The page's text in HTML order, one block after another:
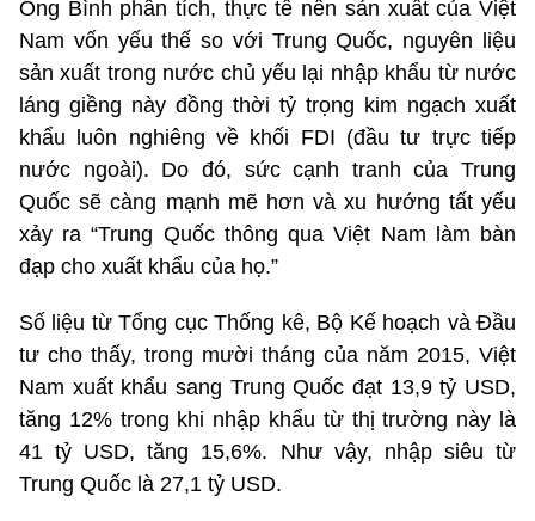
Ông Bình phân tích, thực tế nền sản xuất của Việt
Nam vốn yếu thế so với Trung Quốc, nguyên liệu
sản xuất trong nước chủ yếu lại nhập khẩu từ nước
láng giềng này đồng thời tỷ trọng kim ngạch xuất
khẩu luôn nghiêng về khối FDI (đầu tư trực tiếp
nước ngoài). Do đó, sức cạnh tranh của Trung
Quốc sẽ càng mạnh mẽ hơn và xu hướng tất yếu
xảy ra “Trung Quốc thông qua Việt Nam làm bàn
đạp cho xuất khẩu của họ.”
Số liệu từ Tổng cục Thống kê, Bộ Kế hoạch và Đầu
tư cho thấy, trong mười tháng của năm 2015, Việt
Nam xuất khẩu sang Trung Quốc đạt 13,9 tỷ USD,
tăng 12% trong khi nhập khẩu từ thị trường này là
41 tỷ USD, tăng 15,6%. Như vậy, nhập siêu từ
Trung Quốc là 27,1 tỷ USD.